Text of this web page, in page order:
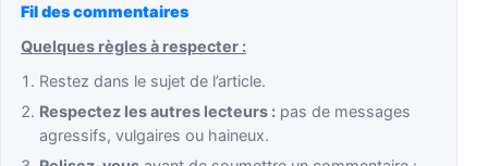
Fil des commentaires
Quelques règles à respecter :
Restez dans le sujet de l’article.
Respectez les autres lecteurs : pas de messages
agressifs, vulgaires ou haineux.